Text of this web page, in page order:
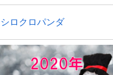
シロクロパンダ